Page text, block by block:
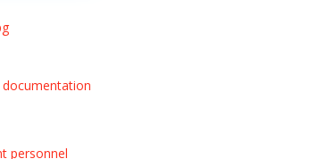
documentation
personnel